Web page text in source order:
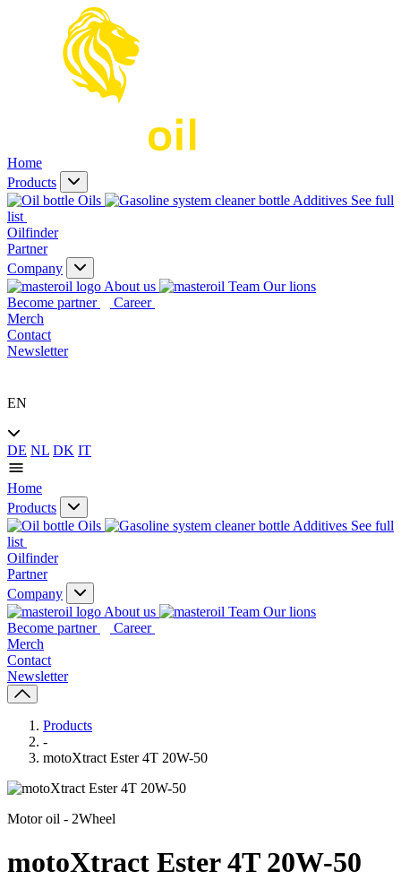
Home
Products
Oils
Additives See full
list
Oilfinder
Partner
Company
About us
Our lions
Become partner
Career
Merch
Contact
Newsletter
EN
DE NL DK IT
Home
Products
Oils
Additives See full
list
Oilfinder
Partner
Company
About us
Our lions
Become partner
Career
Merch
Contact
Newsletter
Products
-
motoXtract Ester 4T 20W-50
Motor oil - 2Wheel
motoXtract Ester 4T 20W-50